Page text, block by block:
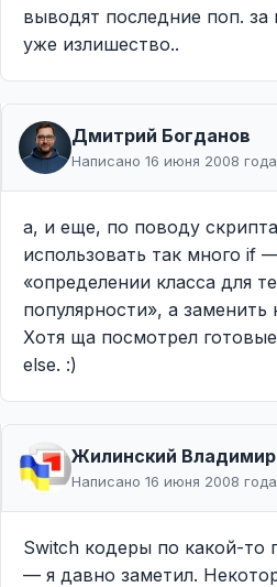
выводят последние поп.
уже излишество..
Дмитрий Богданов
Написано 16 июня 2008
а, и еще, по поводу
использовать так много if
«определении класса для
популярности», а
Хотя ща посмотрел
else. :)
Жилинcкий Владимир
Написано 16 июня 2008
Switch кодеры по какой-то
— я давно заметил.